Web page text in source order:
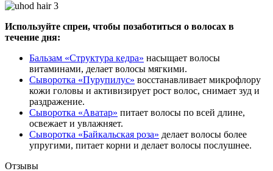
Используйте спреи, чтобы позаботиться о волосах в
течение дня:
Бальзам «Структура кедра» насыщает волосы
витаминами, делает волосы мягкими.
Сыворотка «Пурупилус» восстанавливает микрофлору
кожи головы и активизирует рост волос, снимает зуд и
раздражение.
Сыворотка «Аватар» питает волосы по всей длине,
освежает и увлажняет.
Сыворотка «Байкальская роза» делает волосы более
упругими, питает корни и делает волосы послушнее.
Отзывы